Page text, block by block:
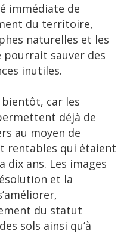
immédiate de
du territoire,
naturelles et les
pourrait sauver des
inutiles.
car les
déjà de
au moyen de
rentables qui étaient
dix ans. Les images
et la
du statut
sols ainsi qu’à